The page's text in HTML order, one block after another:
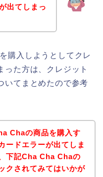
出てしまっ
購入しようとしてクレ
った方は、クレジット
いてまとめたので参考
Chaの商品を購入す
ードエラーが出てしま
下記Cha Cha Chaの
クされてみてはいかが